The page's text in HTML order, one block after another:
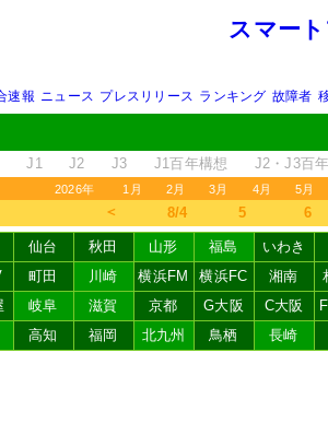
スマー
速報 ニュース プレスリリース ランキング 故障者
J1 J2 J3 J1百年構想 J2・J3百
2026年 1月 2月 3月 4月 5月
＜ 8/4 5 6
仙台 秋田 山形 福島
いわき
町田 川崎 横浜FM 横浜FC 湘南
岐阜 滋賀 京都 G大阪 C大阪
高知 福岡 北九州 鳥栖 長崎